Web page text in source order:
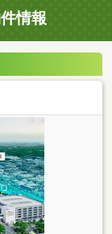
情報